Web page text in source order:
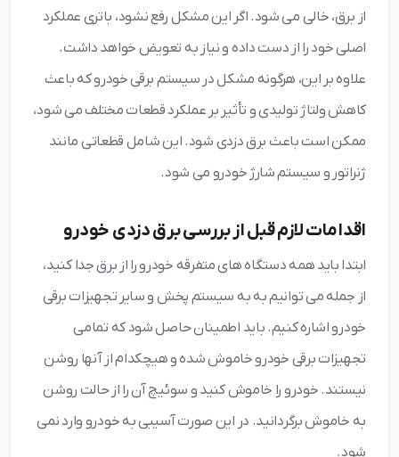
از برق، خالی می ‌شود. اگر این مشکل رفع نشود، باتری عملکرد
اصلی خود را از دست داده و نیاز به تعویض خواهد داشت.
علاوه بر این، هرگونه مشکل در سیستم برقی خودرو که باعث
کاهش ولتاژ تولیدی و تأثیر بر عملکرد قطعات مختلف می ‌شود،
ممکن است باعث برق دزدی شود. این شامل قطعاتی مانند
ژنراتور و سیستم شارژ خودرو می ‌شود.
اقدامات لازم قبل از بررسی برق دزدی خودرو
ابتدا باید همه دستگاه‌ های متفرقه خودرو را از برق جدا کنید،
از جمله می توانیم به به سیستم پخش و سایر تجهیزات برقی
خودرو اشاره کنیم. باید اطمینان حاصل شود که تمامی
تجهیزات برقی خودرو خاموش شده و هیچکدام از آنها روشن
نیستند. خودرو را خاموش کنید و سوئیچ آن را از حالت روشن
به خاموش برگردانید. در این صورت آسیبی به خودرو وارد نمی
شود.